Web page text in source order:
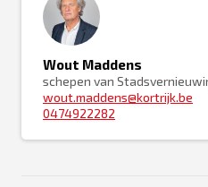
Wout Maddens
schepen van
wout.maddens@kortrijk.be
0474922282